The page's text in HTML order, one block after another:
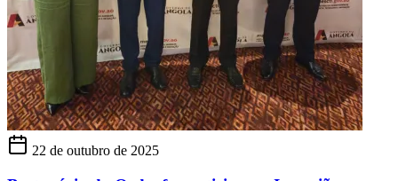
22 de outubro de 2025